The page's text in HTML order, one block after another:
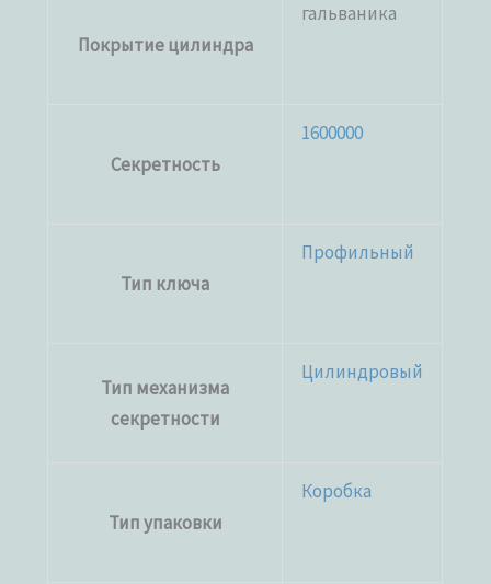
Покрытие цилиндра
гальваника
Секретность
1600000
Тип ключа
Профильный
Тип механизма
секретности
Цилиндровый
Тип упаковки
Коробка